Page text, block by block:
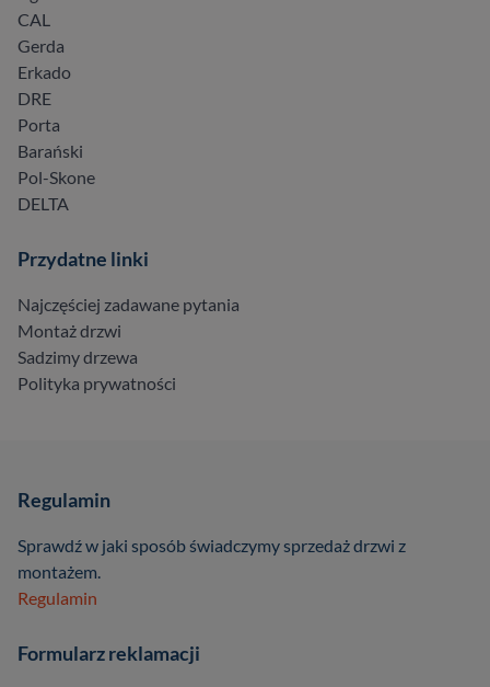
CAL
Gerda
Erkado
DRE
Porta
Barański
Pol-Skone
DELTA
Przydatne linki
Najczęściej zadawane pytania
Montaż drzwi
Sadzimy drzewa
Polityka prywatności
Regulamin
Sprawdź w jaki sposób świadczymy sprzedaż drzwi z
montażem.
Regulamin
Formularz reklamacji